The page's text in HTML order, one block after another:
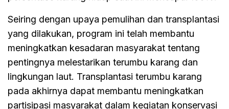
Seiring dengan upaya pemulihan dan transplantasi
yang dilakukan, program ini telah membantu
meningkatkan kesadaran masyarakat tentang
pentingnya melestarikan terumbu karang dan
lingkungan laut. Transplantasi terumbu karang
pada akhirnya dapat membantu meningkatkan
partisipasi masyarakat dalam kegiatan konservasi